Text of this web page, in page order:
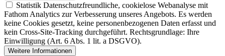
Statistik Datenschutzfreundliche, cookielose Webanalyse mit
Fathom Analytics zur Verbesserung unseres Angebots. Es werden
keine Cookies gesetzt, keine personenbezogenen Daten erfasst und
kein Cross-Site-Tracking durchgeführt. Rechtsgrundlage: Ihre
Einwilligung (Art. 6 Abs. 1 lit. a DSGVO).
Weitere Informationen